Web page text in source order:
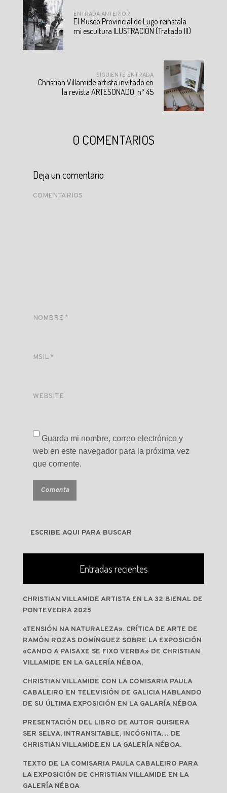
ENTRADA ANTERIOR
El Museo Provincial de Lugo reinstala
mi escultura ILUSTRACIÓN (Tratado III)
SIGUIENTE ENTRADA
Christian Villamide artista invitado en
la revista ARTESONADO. nº 45
0 COMENTARIOS
Deja un comentario
COMENTARIOS
NOMBRE *
MSIL *
WEBSITE
Guarda mi nombre, correo electrónico y
web en este navegador para la próxima vez
que comente.
Entradas recientes
CHRISTIAN VILLAMIDE ARTISTA EN LA 32 BIENAL DE
PONTEVEDRA 2025
«TENSIÓN NA NATURALEZA». CRÍTICA DE ARTE DE
RAMÓN ROZAS DOMÍNGUEZ SOBRE LA EXPOSICIÓN
«CANDO A PAISAXE SE FIXO VERBA» DE CHRISTIAN
VILLAMIDE EN LA GALERÍA NÉBOA,
CHRISTIAN VILLAMIDE CON LA COMISARIA PAULA
CABALEIRO EN TELEVISIÓN DE GALICIA HABLANDO
DE SU ÚLTIMA EXPOSICIÓN EN LA GALARÍA NÉBOA
PRESENTACIÓN DEL LIBRO DE AUTOR QUISIERA
SER SELVA, INTRANSITABLE, INCÓGNITA… DE
CHRISTIAN VILLAMIDE.EN LA GALERÍA NÉBOA.
TEXTO DE LA COMISARIA PAULA CABALEIRO PARA
LA EXPOSICIÓN DE CHRISTIAN VILLAMIDE EN LA
GALERÍA NÉBOA